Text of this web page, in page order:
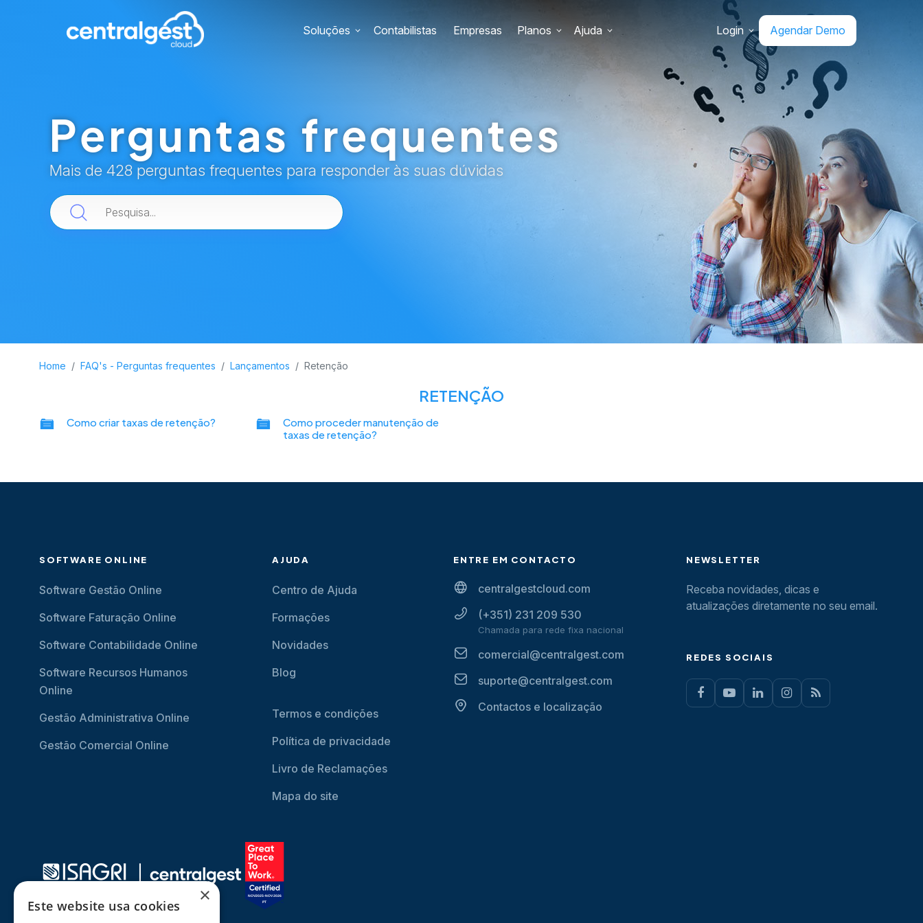
Soluções Contabilistas Empresas Planos Ajuda Login Agendar Demo
Perguntas frequentes
Mais de 428 perguntas frequentes para responder às suas dúvidas
Home FAQ's - Perguntas frequentes Lançamentos Retenção
RETENÇÃO
Como criar taxas de retenção?
Como proceder manutenção de
taxas de retenção?
SOFTWARE ONLINE
Software Gestão Online
Software Faturação Online
Software Contabilidade Online
Software Recursos Humanos
Online
Gestão Administrativa Online
Gestão Comercial Online
AJUDA
Centro de Ajuda
Formações
Novidades
Blog
Termos e condições
Política de privacidade
Livro de Reclamações
Mapa do site
ENTRE EM CONTACTO
centralgestcloud.com
(+351) 231 209 530
Chamada para rede fixa nacional
comercial@centralgest.com
suporte@centralgest.com
Contactos e localização
NEWSLETTER
Receba novidades, dicas e
atualizações diretamente no seu email.
REDES SOCIAIS
×
Este website usa cookies